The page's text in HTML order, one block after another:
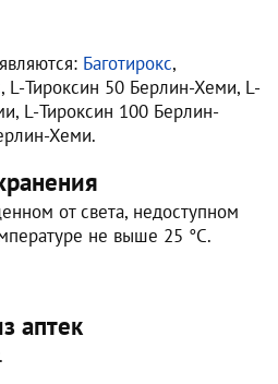
Баготирокс,
, L-Тироксин 50 Берлин-Хеми, L-
L-Тироксин 100 Берлин-
Хеми.
от света, недоступном
не выше 25 °C.
аптек